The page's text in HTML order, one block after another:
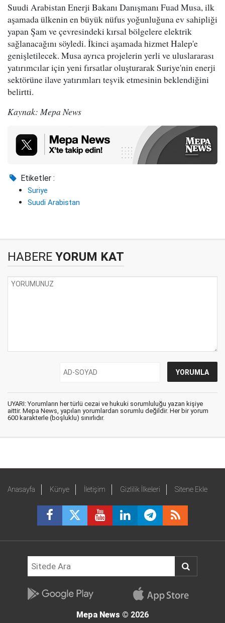
Suudi Arabistan Enerji Bakanı Danışmanı Fuad Musa, ilk
aşamada ülkenin en büyük nüfus yoğunluğuna ev sahipliği
yapan Şam ve çevresindeki kırsal bölgelere elektrik
sağlanacağını söyledi. İkinci aşamada hizmet Halep'e
genişletilecek. Musa ayrıca projelerin yerli ve uluslararası
yatırımcılar için yeni fırsatlar oluşturarak Suriye'nin enerji
sektörüne ilave yatırımları teşvik etmesinin beklendiğini
belirtti.
Kaynak: Mepa News
Etiketler :
Suriye
Suudi Arabistan
HABERE YORUM KAT
UYARI: Yorumların her türlü cezai ve hukuki sorumluluğu yazan kişiye
aittir. Mepa News, yapılan yorumlardan sorumlu değildir. Her bir yorum
600 karakterle (boşluklu) sınırlıdır.
Anasayfa Künye İletişim Gizlilik İlkeleri Sitene Ekle
Mepa News © 2026